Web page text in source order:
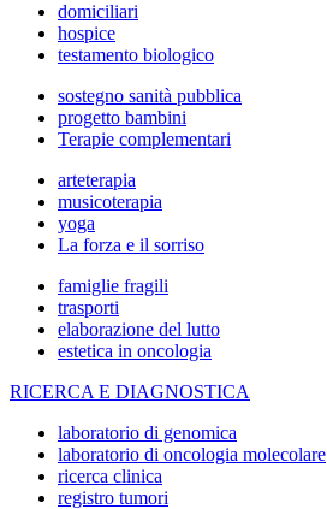
domiciliari
hospice
testamento biologico
sostegno sanità pubblica
progetto bambini
Terapie complementari
arteterapia
musicoterapia
yoga
La forza e il sorriso
famiglie fragili
trasporti
elaborazione del lutto
estetica in oncologia
RICERCA E DIAGNOSTICA
laboratorio di genomica
laboratorio di oncologia molecolare
ricerca clinica
registro tumori